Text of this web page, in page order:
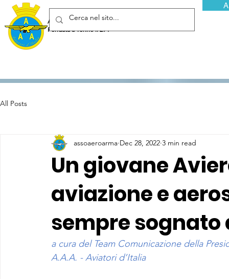
Associazione Arma Aeronautica - Aviatori d'Italia ETS
Fondata a Torino il 29 febbraio 1952
All Posts
Un giovane
aviazione e
sempre sognato
assoaeroarma Dec 28, 2022 3 min read
a cura del Team Comunicazione della
A.A.A. - Aviatori d’Italia